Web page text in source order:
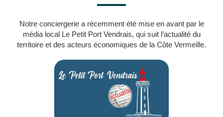
Notre conciergerie a récemment été mise en avant par le
média local Le Petit Port Vendrais, qui suit l’actualité du
territoire et des acteurs économiques de la Côte Vermeille.